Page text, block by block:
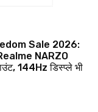
Sale 2026:
NARZO
144Hz डिस्प्ले भी